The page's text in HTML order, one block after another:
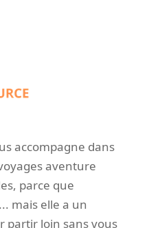
accompagne dans
aventure
parce que
mais elle a un
partir loin sans vous